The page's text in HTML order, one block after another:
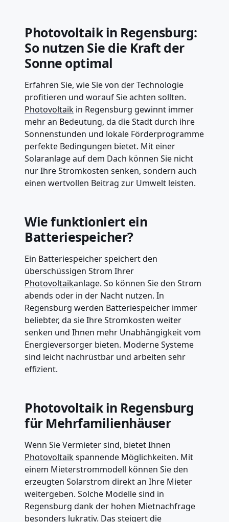
Photovoltaik in Regensburg:
So nutzen Sie die Kraft der
Sonne optimal
Erfahren Sie, wie Sie von der Technologie
profitieren und worauf Sie achten sollten.
Photovoltaik in Regensburg gewinnt immer
mehr an Bedeutung, da die Stadt durch ihre
Sonnenstunden und lokale Förderprogramme
perfekte Bedingungen bietet. Mit einer
Solaranlage auf dem Dach können Sie nicht
nur Ihre Stromkosten senken, sondern auch
einen wertvollen Beitrag zur Umwelt leisten.
Wie funktioniert ein
Batteriespeicher?
Ein Batteriespeicher speichert den
überschüssigen Strom Ihrer
Photovoltaikanlage. So können Sie den Strom
abends oder in der Nacht nutzen. In
Regensburg werden Batteriespeicher immer
beliebter, da sie Ihre Stromkosten weiter
senken und Ihnen mehr Unabhängigkeit vom
Energieversorger bieten. Moderne Systeme
sind leicht nachrüstbar und arbeiten sehr
effizient.
Photovoltaik in Regensburg
für Mehrfamilienhäuser
Wenn Sie Vermieter sind, bietet Ihnen
Photovoltaikspannende Möglichkeiten. Mit
einem Mieterstrommodell können Sie den
erzeugten Solarstrom direkt an Ihre Mieter
weitergeben. Solche Modelle sind in
Regensburg dank der hohen Mietnachfrage
besonders lukrativ. Das steigert die